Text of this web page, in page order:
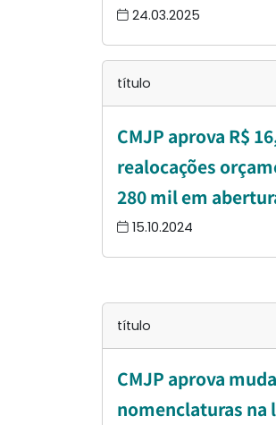
24.03.2025
título
CMJP aprova R$
realocações
280 mil em
15.10.2024
título
CMJP aprova
nomenclaturas na